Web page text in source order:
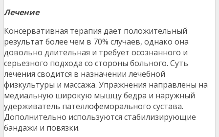
Лечение
Консервативная терапия дает положительный
результат более чем в 70% случаев, однако она
довольно длительная и требует осознанного и
серьезного подхода со стороны больного. Суть
лечения сводится в назначении лечебной
физкультуры и массажа. Упражнения направлены на
медиальную широкую мышцу бедра и наружный
удерживатель пателлофеморального сустава.
Дополнительно используются стабилизирующие
бандажи и повязки.